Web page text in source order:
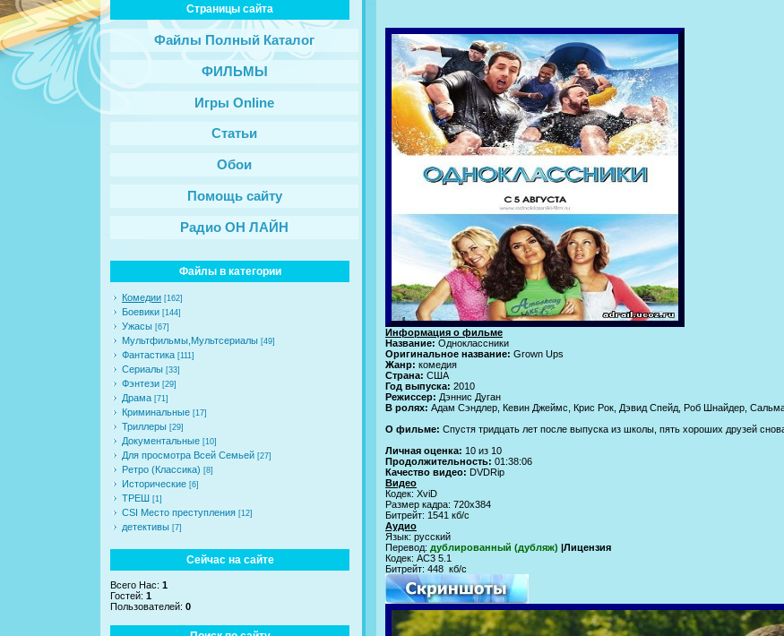
Страницы сайта
Файлы Полный Каталог
ФИЛЬМЫ
Игры Online
Статьи
Обои
Помощь сайту
Радио ОН ЛАЙН
Файлы в категории
Комедии [162]
Боевики [144]
Ужасы [67]
Мультфильмы,Мультсериалы [49]
Фантастика [111]
Сериалы [33]
Фэнтези [29]
Драма [71]
Криминальные [17]
Триллеры [29]
Документальные [10]
Для просмотра Всей Семьей [27]
Ретро (Классика) [8]
Исторические [6]
ТРЕШ [1]
CSI Место преступления [12]
детективы [7]
Сейчас на сайте
Всего Нас: 1
Гостей: 1
Пользователей: 0
Информация о фильме
Название: Одноклассники
Оригинальное название: Grown Ups
Жанр: комедия
Страна: США
Год выпуска: 2010
Режиссер: Дэннис Дуган
В ролях: Адам Сэндлер, Кевин Джеймс, Крис Рок, Дэвид Спейд, Роб Шнайдер,
О фильме: Спустя тридцать лет после выпуска из школы, пять хороших друзей
Личная оценка: 10 из 10
Продолжительность: 01:38:06
Качество видео: DVDRip
Видео
Кодек: XviD
Размер кадра: 720x384
Битрейт: 1541 кб/с
Аудио
Язык: русский
Перевод: дублированный (дубляж) |Лицензия
Кодек: AC3 5.1
Битрейт: 448 кб/с